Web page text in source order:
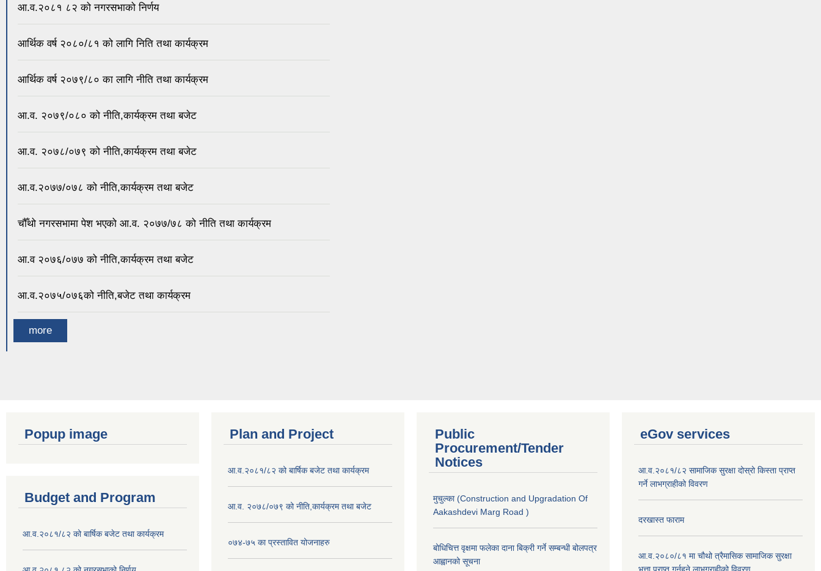
आ.व.२०८१ ८२ को नगरसभाको निर्णय
आर्थिक वर्ष २०८०/८१ को लागि निति तथा कार्यक्रम
आर्थिक वर्ष २०७९/८० का लागि नीति तथा कार्यक्रम
आ.व. २०७९/०८० को नीति,कार्यक्रम तथा बजेट
आ.व. २०७८/०७९ को नीति,कार्यक्रम तथा बजेट
आ.व.२०७७/०७८ को नीति,कार्यक्रम तथा बजेट
चौँथो नगरसभामा पेश भएको आ.व. २०७७/७८ को नीति तथा कार्यक्रम
आ.व २०७६/०७७ को नीति,कार्यक्रम तथा बजेट
आ.व.२०७५/०७६को नीति,बजेट तथा कार्यक्रम
more
Popup image
Budget and Program
आ.व.२०८१/८२ को बार्षिक बजेट तथा कार्यक्रम
Plan and Project
आ.व.२०८१/८२ को बार्षिक बजेट तथा कार्यक्रम
आ.व. २०७८/०७९ को नीति,कार्यक्रम तथा बजेट
०७४-७५ का प्रस्तावित योजनाहरु
Public
Procurement/Tender
Notices
मुचुल्का (Construction and Upgradation Of
Aakashdevi Marg Road )
बोधिचित्त वृक्षमा फलेका दाना बिक्री गर्ने सम्बन्धी बोलपत्र
आह्वानको सूचना
eGov services
आ.व.२०८१/८२ सामाजिक सुरक्षा दोस्रो किस्ता प्राप्त
गर्ने लाभग्राहीको विवरण
दरखास्त फाराम
आ.व.२०८०/८१ मा चौथो त्रैमासिक सामाजिक सुरक्षा